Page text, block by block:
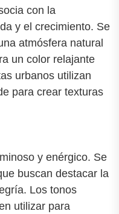
con la
y el crecimiento. Se
atmósfera natural
un color relajante
urbanos utilizan
para crear texturas
y enérgico. Se
buscan destacar la
Los tonos
utilizar para